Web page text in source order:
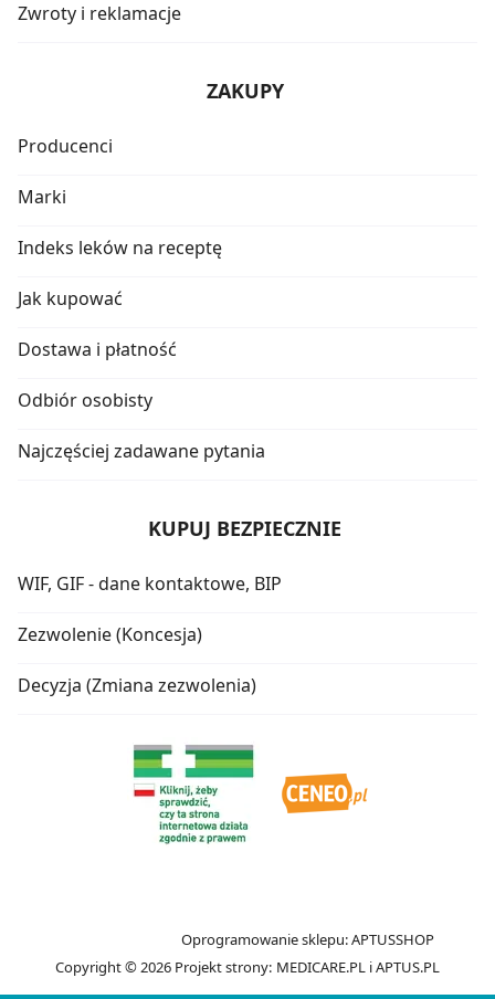
Zwroty i reklamacje
ZAKUPY
Producenci
Marki
Indeks leków na receptę
Jak kupować
Dostawa i płatność
Odbiór osobisty
Najczęściej zadawane pytania
KUPUJ BEZPIECZNIE
WIF, GIF - dane kontaktowe, BIP
Zezwolenie (Koncesja)
Decyzja (Zmiana zezwolenia)
Copyright © 2026
Oprogramowanie sklepu:APTUSSHOP
Projekt strony: MEDICARE.PL iAPTUS.PL